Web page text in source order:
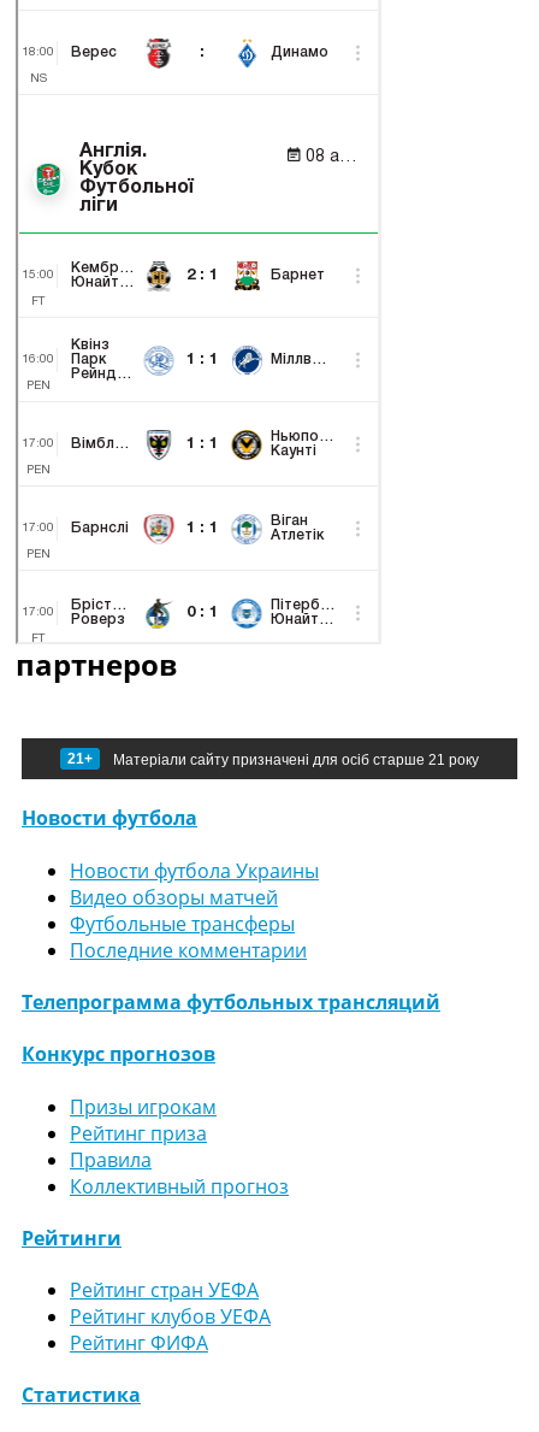
партнеров
21+ Матеріали сайту призначені для осіб старше 21 року
Новости футбола
Новости футбола Украины
Видео обзоры матчей
Футбольные трансферы
Последние комментарии
Телепрограмма футбольных трансляций
Конкурс прогнозов
Призы игрокам
Рейтинг приза
Правила
Коллективный прогноз
Рейтинги
Рейтинг стран УЕФА
Рейтинг клубов УЕФА
Рейтинг ФИФА
Статистика